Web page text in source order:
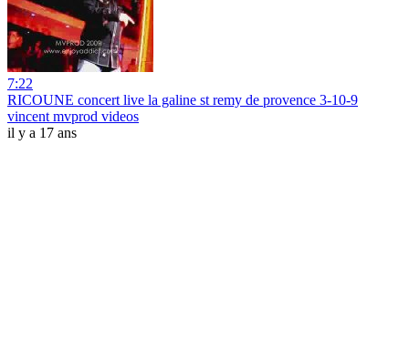
7:22
RICOUNE concert live la galine st remy de provence 3-10-9
vincent mvprod videos
il y a 17 ans